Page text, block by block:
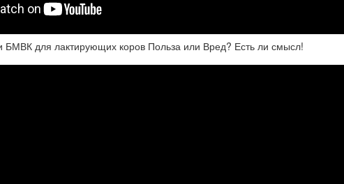
БМВК для лактирующих коров Польза или Вред? Есть ли смысл!